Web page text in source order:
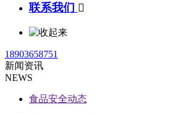
联系我们 
18903658751
新闻资讯
NEWS
食品安全动态